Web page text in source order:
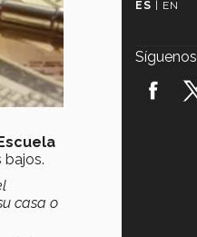
Escuela
bajos.
casa o
ES | EN
Síguenos